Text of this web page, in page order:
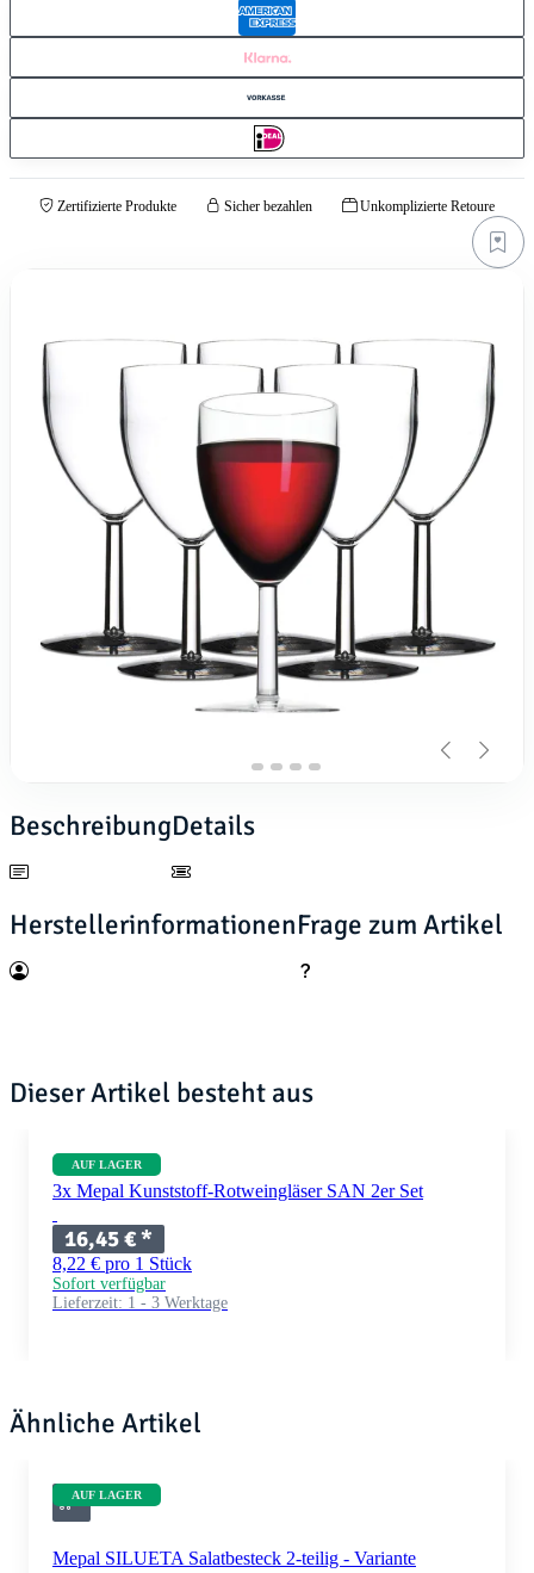
Zertifizierte Produkte Sicher bezahlen Unkomplizierte Retoure
BeschreibungDetails
HerstellerinformationenFrage zum Artikel
Dieser Artikel besteht aus
AUF LAGER
3x Mepal Kunststoff-Rotweingläser SAN 2er Set
16,45 €*
8,22 € pro 1 Stück
Sofort verfügbar
Lieferzeit: 1 - 3 Werktage
Ähnliche Artikel
AUF LAGER
Mepal SILUETA Salatbesteck 2-teilig - Variante